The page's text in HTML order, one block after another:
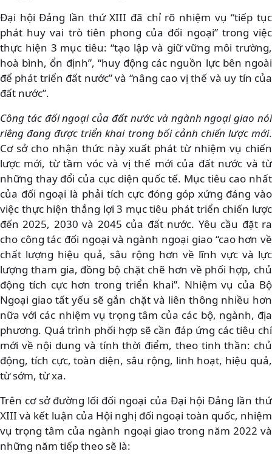
Đại hội Đảng lần thứ XIII đã chỉ rõ nhiệm vụ “tiếp tục
phát huy vai trò tiên phong của đối ngoại” trong việc
thực hiện 3 mục tiêu: “tạo lập và giữ vững môi trường,
hoà bình, ổn định”, “huy động các nguồn lực bên ngoài
để phát triển đất nước” và “nâng cao vị thế và uy tín của
đất nước”.
Công tác đối ngoại của đất nước và ngành ngoại giao nói
riêng đang được triển khai trong bối cảnh chiến lược mới.
Cơ sở cho nhận thức này xuất phát từ nhiệm vụ chiến
lược mới, từ tầm vóc và vị thế mới của đất nước và từ
những thay đổi của cục diện quốc tế. Mục tiêu cao nhất
của đối ngoại là phải tích cực đóng góp xứng đáng vào
việc thực hiện thắng lợi 3 mục tiêu phát triển chiến lược
đến 2025, 2030 và 2045 của đất nước. Yêu cầu đặt ra
cho công tác đối ngoại và ngành ngoại giao “cao hơn về
chất lượng hiệu quả, sâu rộng hơn về lĩnh vực và lực
lượng tham gia, đồng bộ chặt chẽ hơn về phối hợp, chủ
động tích cực hơn trong triển khai”. Nhiệm vụ của Bộ
Ngoại giao tất yếu sẽ gắn chặt và liên thông nhiều hơn
nữa với các nhiệm vụ trọng tâm của các bộ, ngành, địa
phương. Quá trình phối hợp sẽ cần đáp ứng các tiêu chí
mới về nội dung và tính thời điểm, theo tinh thần: chủ
động, tích cực, toàn diện, sâu rộng, linh hoạt, hiệu quả,
từ sớm, từ xa.
Trên cơ sở đường lối đối ngoại của Đại hội Đảng lần thứ
XIII và kết luận của Hội nghị đối ngoại toàn quốc, nhiệm
vụ trọng tâm của ngành ngoại giao trong năm 2022 và
những năm tiếp theo sẽ là: